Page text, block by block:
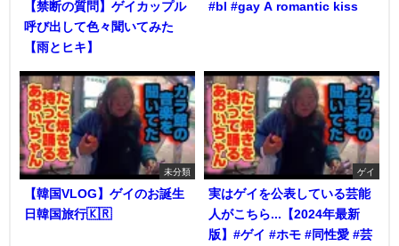
【禁断の質問】ゲイカップル
呼び出して色々聞いてみた
【雨とヒキ】
#bl #gay A romantic kiss
未分類
【韓国VLOG】ゲイのお誕生
日韓国旅行🇰🇷
ゲイ
実はゲイを公表している芸能
人がこちら...【2024年最新
版】#ゲイ #ホモ #同性愛 #芸